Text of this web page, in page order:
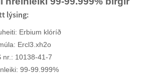
lýsing:
Erbium klóríð
Ercl3.xh2o
nr.: 10138-41-7
99-99.999%